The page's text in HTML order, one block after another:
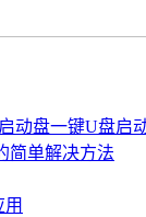
动盘一键U盘启
简单解决方法
用